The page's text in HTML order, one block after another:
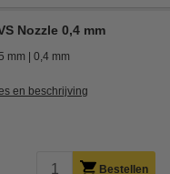
Nozzle 0,4 mm
mm 0,4 mm
en beschrijving
Bestellen